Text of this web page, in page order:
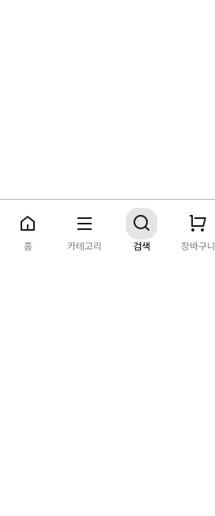
딴지마켓 이용약관개인정보처리방침
홈 카테고리 검색 장바구니